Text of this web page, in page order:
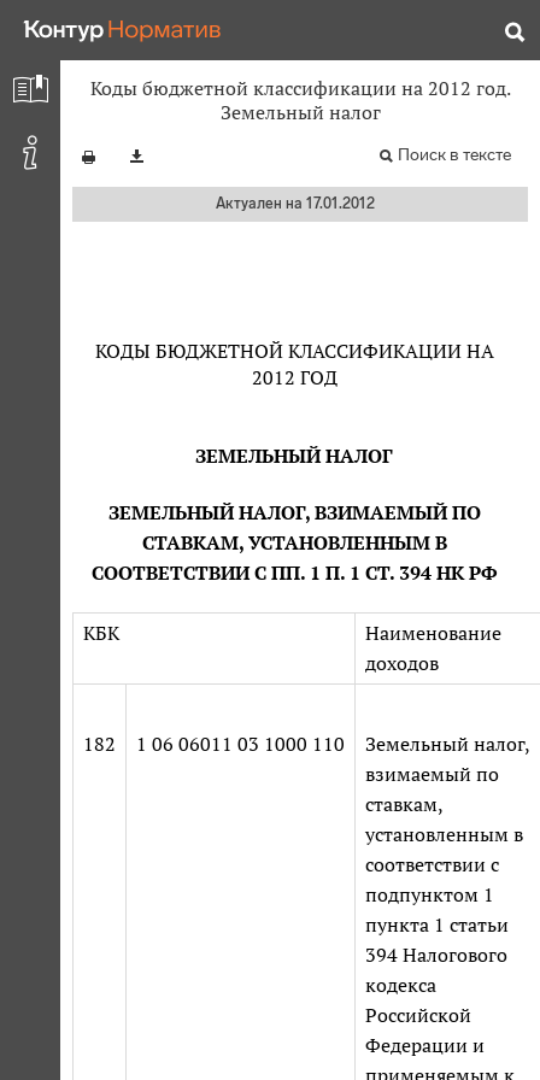
Коды бюджетной классификации на 2012 год.
Земельный налог
Поиск в тексте
Актуален на 17.01.2012
КОДЫ БЮДЖЕТНОЙ КЛАССИФИКАЦИИ НА
2012 ГОД
ЗЕМЕЛЬНЫЙ НАЛОГ
ЗЕМЕЛЬНЫЙ НАЛОГ, ВЗИМАЕМЫЙ ПО
СТАВКАМ, УСТАНОВЛЕННЫМ В
СООТВЕТСТВИИ С ПП. 1 П. 1 СТ. 394 НК РФ
КБК
Наименование
доходов
182 1 06 06011 03 1000 110
Земельный налог,
взимаемый по
ставкам,
установленным в
соответствии с
подпунктом 1
пункта 1 статьи
394 Налогового
кодекса
Российской
Федерации и
применяемым к